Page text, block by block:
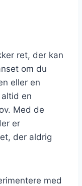
ret, der kan
om du
eller en
en
Med de
er
der aldrig
med